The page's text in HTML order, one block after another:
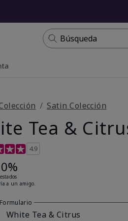
Búsqueda
Satin Colección
Tea &
de clientes de 4,7 de 5
4.9
a un amigo.
Formulario
White Tea & Citrus